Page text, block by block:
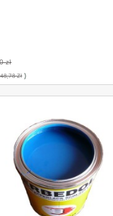
zł
48,78 Zł)